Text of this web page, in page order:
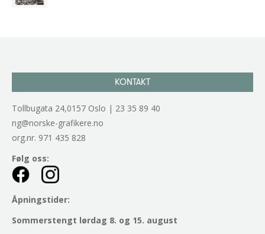
KONTAKT
Tollbugata 24,0157 Oslo | 23 35 89 40
ng@norske-grafikere.no
org.nr. 971 435 828
Følg oss:
Åpningstider:
Sommerstengt lørdag 8. og 15. august